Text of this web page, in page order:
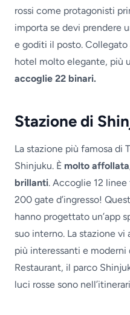
rossi come protagonisti
importa se devi prendere
e goditi il posto. Collegato
hotel molto elegante, più
accoglie 22 binari.
Stazione di
La stazione più famosa di
Shinjuku. È molto
brillanti. Accoglie 12 linee
200 gate d’ingresso!
hanno progettato un’app
suo interno. La stazione
più interessanti e moderni
Restaurant, il parco
luci rosse sono